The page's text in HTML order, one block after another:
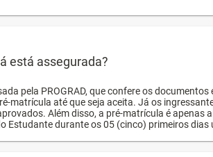
está assegurada?
pela PROGRAD, que confere os
matrícula até que seja aceita. Já os
Além disso, a pré-matrícula é
Estudante durante os 05 (cinco) primeiros dias